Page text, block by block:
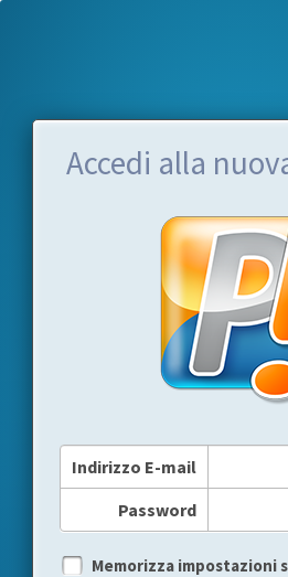
Accedi alla
Indirizzo E-mail
Password
Memorizza impostazioni